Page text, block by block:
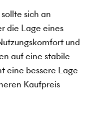
sich an
die Lage eines
und
auf eine stabile
eine bessere Lage
Kaufpreis